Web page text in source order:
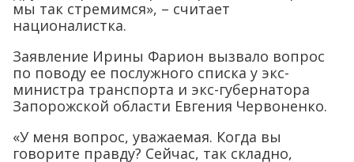
мы так стремимся», – считает
националистка.
Заявление Ирины Фарион вызвало вопрос
по поводу ее послужного списка у экс-
министра транспорта и экс-губернатора
Запорожской области Евгения Червоненко.
«У меня вопрос, уважаемая. Когда вы
говорите правду? Сейчас, так складно,